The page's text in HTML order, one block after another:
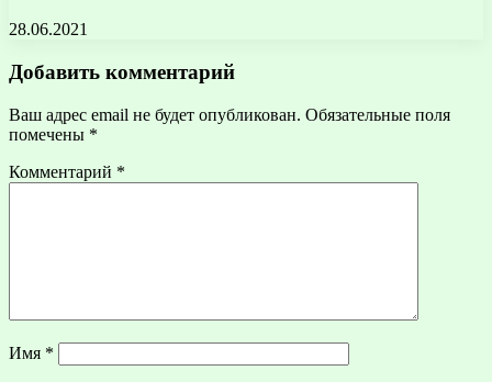
28.06.2021
Добавить комментарий
Ваш адрес email не будет опубликован. Обязательные поля
помечены *
Комментарий *
Имя *